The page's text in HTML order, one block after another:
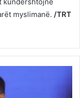
myslimanë. /TRT